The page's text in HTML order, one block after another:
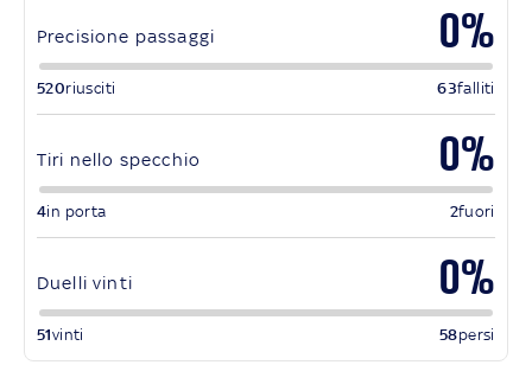
Precisione passaggi 0%
520riusciti 63falliti
Tiri nello specchio 0%
4in porta 2fuori
Duelli vinti 0%
51vinti 58persi